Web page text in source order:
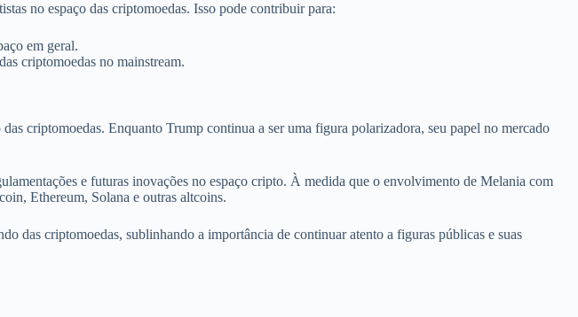
no espaço das criptomoedas. Isso pode contribuir para:
em geral.
criptomoedas no mainstream.
criptomoedas. Enquanto Trump continua a ser uma figura polarizadora, seu papel no mercado
e futuras inovações no espaço cripto. À medida que o envolvimento de Melania com
Ethereum, Solana e outras altcoins.
das criptomoedas, sublinhando a importância de continuar atento a figuras públicas e suas